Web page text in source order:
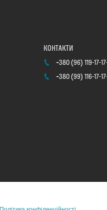
+380 (96) 119-17-17
+380 (99) 116-17-17